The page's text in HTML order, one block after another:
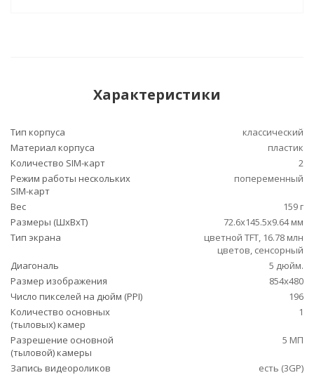
Характеристики
Тип корпуса
классический
Материал корпуса
пластик
Количество SIM-карт
2
Режим работы нескольких
SIM-карт
попеременный
Вес
159 г
Размеры (ШxВxТ)
72.6x145.5x9.64 мм
Тип экрана
цветной TFT, 16.78 млн
цветов, сенсорный
Диагональ
5 дюйм.
Размер изображения
854x480
Число пикселей на дюйм (PPI)
196
Количество основных
(тыловых) камер
1
Разрешение основной
(тыловой) камеры
5 МП
Запись видеороликов
есть (3GP)